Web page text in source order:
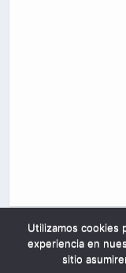
Utilizamos cookies
experiencia en
sitio